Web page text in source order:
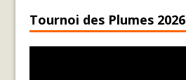
Tournoi des Plumes 2026